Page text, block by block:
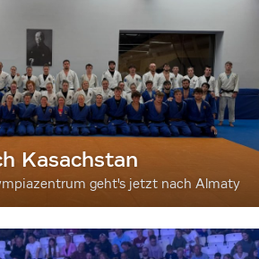
Kasachstan
geht's jetzt nach Almaty